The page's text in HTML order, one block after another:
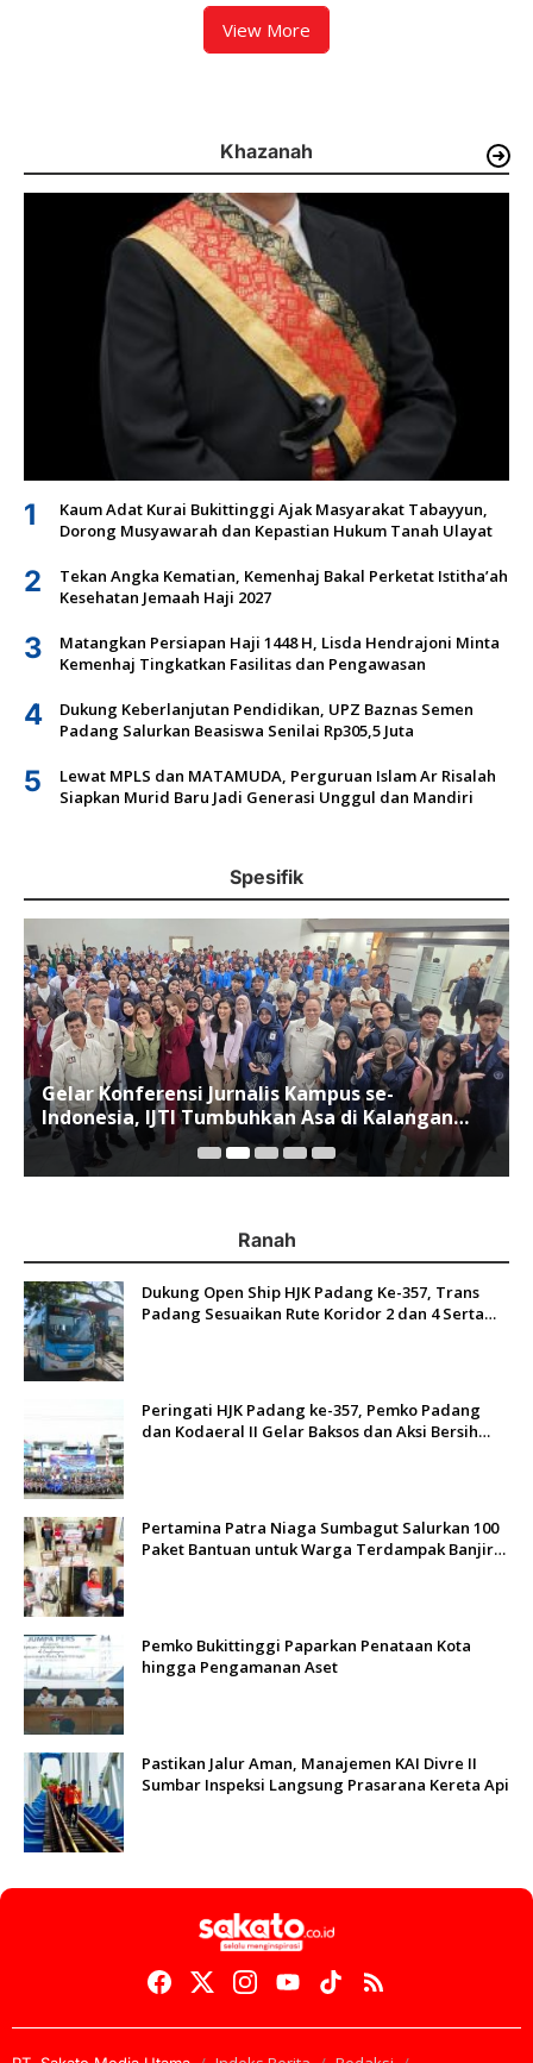
View More
Khazanah
1
Kaum Adat Kurai Bukittinggi Ajak Masyarakat Tabayyun,
Dorong Musyawarah dan Kepastian Hukum Tanah Ulayat
2
Tekan Angka Kematian, Kemenhaj Bakal Perketat Istitha’ah
Kesehatan Jemaah Haji 2027
3
Matangkan Persiapan Haji 1448 H, Lisda Hendrajoni Minta
Kemenhaj Tingkatkan Fasilitas dan Pengawasan
4
Dukung Keberlanjutan Pendidikan, UPZ Baznas Semen
Padang Salurkan Beasiswa Senilai Rp305,5 Juta
5
Lewat MPLS dan MATAMUDA, Perguruan Islam Ar Risalah
Siapkan Murid Baru Jadi Generasi Unggul dan Mandiri
Spesifik
Gelar Konferensi Jurnalis Kampus se-
Indonesia, IJTI Tumbuhkan Asa di Kalangan
Jurnalis Muda di Era Disruspi Digital
Ranah
Dukung Open Ship HJK Padang Ke-357, Trans
Padang Sesuaikan Rute Koridor 2 dan 4 Serta
Peringati HJK Padang ke-357, Pemko Padang
dan Kodaeral II Gelar Baksos dan Aksi Bersih
Pertamina Patra Niaga Sumbagut Salurkan 100
Paket Bantuan untuk Warga Terdampak Banjir
Pemko Bukittinggi Paparkan Penataan Kota
hingga Pengamanan Aset
Pastikan Jalur Aman, Manajemen KAI Divre II
Sumbar Inspeksi Langsung Prasarana Kereta Api